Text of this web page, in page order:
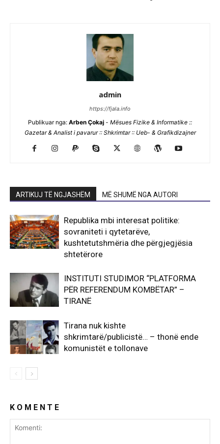
admin
https://fjala.info
Publikuar nga: Arben Çokaj - Mësues Fizike & Informatike ::
Gazetar & Analist i pavarur :: Shkrimtar :: Ueb- & Grafikdizajner
ARTIKUJ TË NGJASHËM MË SHUMË NGA AUTORI
Republika mbi interesat politike:
sovraniteti i qytetarëve,
kushtetutshmëria dhe përgjegjësia
shtetërore
INSTITUTI STUDIMOR “PLATFORMA
PËR REFERENDUM KOMBËTAR” –
TIRANË
Tirana nuk kishte
shkrimtarë/publicistë… – thonë ende
komunistët e tollonave
K O M E N T E